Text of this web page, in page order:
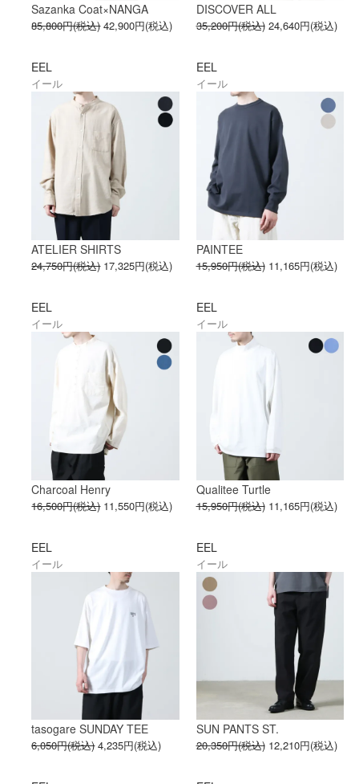
Sazanka Coat×NANGA
85,800円(税込) 42,900円(税込)
DISCOVER ALL
35,200円(税込) 24,640円(税込)
EEL
イール
ATELIER SHIRTS
24,750円(税込) 17,325円(税込)
EEL
イール
PAINTEE
15,950円(税込) 11,165円(税込)
EEL
イール
Charcoal Henry
16,500円(税込) 11,550円(税込)
EEL
イール
Qualitee Turtle
15,950円(税込) 11,165円(税込)
EEL
イール
tasogare SUNDAY TEE
6,050円(税込) 4,235円(税込)
EEL
イール
SUN PANTS ST.
20,350円(税込) 12,210円(税込)